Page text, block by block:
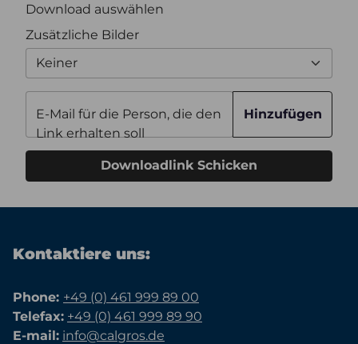
Download auswählen
Zusätzliche Bilder
Keiner
E-Mail für die Person, die den
Link erhalten soll
Hinzufügen
Downloadlink Schicken
Kontaktiere uns:
Phone: +49 (0) 461 999 89 00
Telefax: +49 (0) 461 999 89 90
E-mail: info@calgros.de